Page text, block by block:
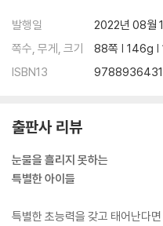
발행일
2022년 08월
쪽수, 무게, 크기
88쪽 | 146g
ISBN13
출판사 리뷰
눈물을 흘리지 못하는
특별한 아이들
특별한 초능력을 갖고 태어난다